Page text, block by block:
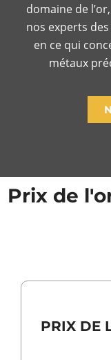
domaine de
nos experts
en ce qui
métaux
Prix de
PRIX DE